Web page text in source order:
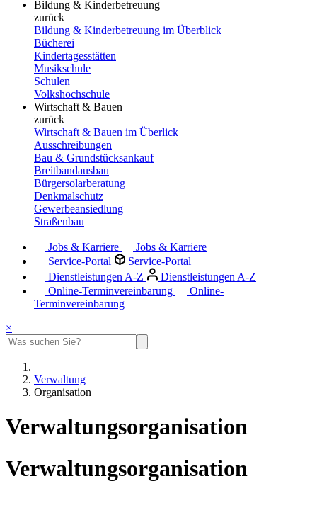
Bildung & Kinderbetreuung
zurück
Bildung & Kinderbetreuung im Überblick
Bücherei
Kindertagesstätten
Musikschule
Schulen
Volkshochschule
Wirtschaft & Bauen
zurück
Wirtschaft & Bauen im Überlick
Ausschreibungen
Bau & Grundstücksankauf
Breitbandausbau
Bürgersolarberatung
Denkmalschutz
Gewerbeansiedlung
Straßenbau
Jobs & Karriere
Jobs & Karriere
Service-Portal
Service-Portal
Dienstleistungen A-Z
Dienstleistungen A-Z
Online-Terminvereinbarung
Online-
Terminvereinbarung
×
Verwaltung
Organisation
Verwaltungsorganisation
Verwaltungsorganisation